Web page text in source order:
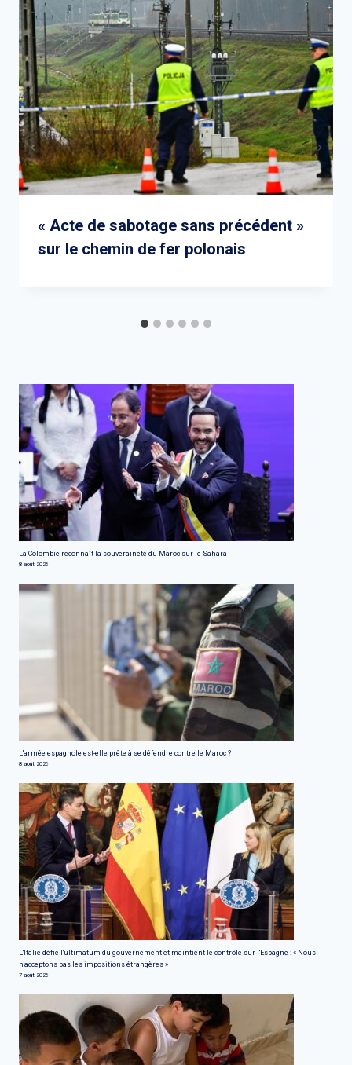
« Acte de sabotage sans précédent »
sur le chemin de fer polonais
La Colombie reconnaît la souveraineté du Maroc sur le Sahara
8 août 2026
L'armée espagnole est-elle prête à se défendre contre le Maroc ?
8 août 2026
L'Italie défie l'ultimatum du gouvernement et maintient le contrôle sur l'Espagne : « Nous
n'acceptons pas les impositions étrangères »
7 août 2026